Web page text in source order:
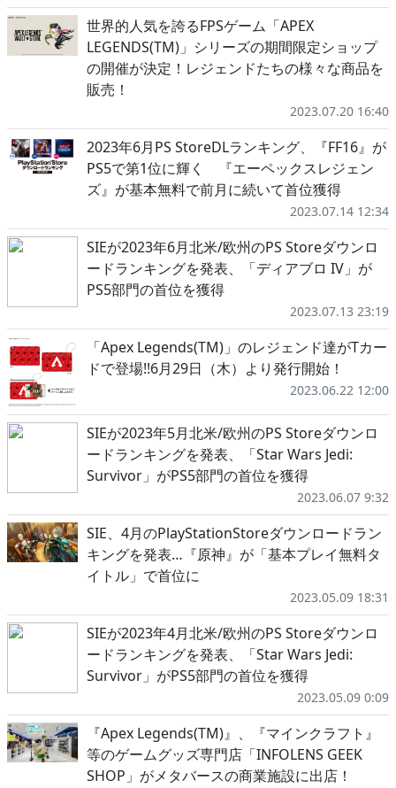
世界的人気を誇るFPSゲーム「APEX
LEGENDS(TM)」シリーズの期間限定ショップ
の開催が決定！レジェンドたちの様々な商品を
販売！
2023.07.20 16:40
2023年6月PS StoreDLランキング、『FF16』が
PS5で第1位に輝く 『エーペックスレジェン
ズ』が基本無料で前月に続いて首位獲得
2023.07.14 12:34
SIEが2023年6月北米/欧州のPS Storeダウンロ
ードランキングを発表、「ディアブロ IV」が
PS5部門の首位を獲得
2023.07.13 23:19
「Apex Legends(TM)」のレジェンド達がTカー
ドで登場!!6月29日（木）より発行開始！
2023.06.22 12:00
SIEが2023年5月北米/欧州のPS Storeダウンロ
ードランキングを発表、「Star Wars Jedi:
Survivor」がPS5部門の首位を獲得
2023.06.07 9:32
SIE、4月のPlayStationStoreダウンロードラン
キングを発表…『原神』が「基本プレイ無料タ
イトル」で首位に
2023.05.09 18:31
SIEが2023年4月北米/欧州のPS Storeダウンロ
ードランキングを発表、「Star Wars Jedi:
Survivor」がPS5部門の首位を獲得
2023.05.09 0:09
『Apex Legends(TM)』、『マインクラフト』
等のゲームグッズ専門店「INFOLENS GEEK
SHOP」がメタバースの商業施設に出店！